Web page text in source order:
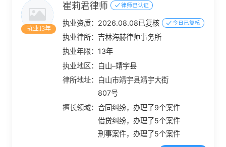
执业13年
崔莉君律师 律师已认证
执业资质： 2026.08.08已复核 今日已复核
执业律所： 吉林海赫律师事务所
执业年限： 13年
执业地区：
白山–靖宇县
律所地址：
白山市靖宇县靖宇大街
807号
擅长领域：合同纠纷，办理了9个案件
借贷纠纷，办理了5个案件
刑事案件，办理了5个案件